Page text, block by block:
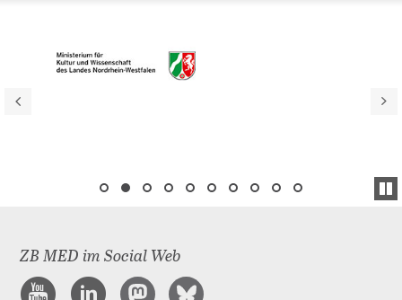
ZB MED im Social Web